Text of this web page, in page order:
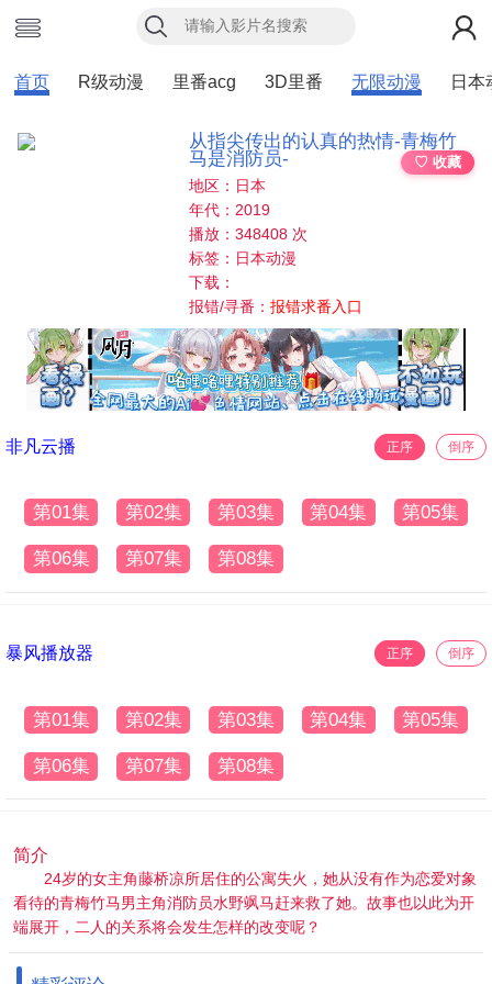
首页 R级动漫 里番acg 3D里番 无限动漫 日本
从指尖传出的认真的热情-青梅竹
马是消防员-
♡ 收藏
地区：日本
年代：2019
播放：348408 次
标签：日本动漫
下载：
报错/寻番：报错求番入口
非凡云播 正序 倒序
第01集 第02集 第03集 第04集 第05集
第06集 第07集 第08集
暴风播放器 正序 倒序
第01集 第02集 第03集 第04集 第05集
第06集 第07集 第08集
简介
24岁的女主角藤桥凉所居住的公寓失火，她从没有作为恋爱对象
看待的青梅竹马男主角消防员水野飒马赶来救了她。故事也以此为开
端展开，二人的关系将会发生怎样的改变呢？